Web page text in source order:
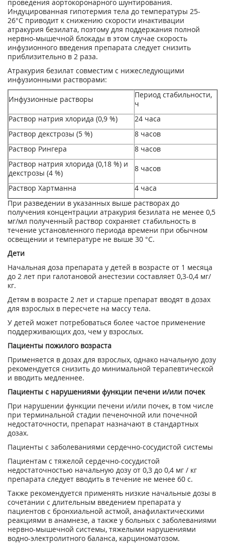
проведения аортокоронарного шунтирования.
Индуцированная гипотермия тела до температуры 25-
26°С приводит к снижению скорости инактивации
атракурия безилата, поэтому для поддержания полной
нервно-мышечной блокады в этом случае скорость
инфузионного введения препарата следует снизить
приблизительно в 2 раза.
Атракурия безилат совместим с нижеследующими
инфузионными растворами:
Инфузионные растворы
Период стабильности,
ч
Раствор натрия хлорида (0,9 %)
24 часа
Раствор декстрозы (5 %)
8 часов
Раствор Рингера
8 часов
Раствор натрия хлорида (0,18 %) и
декстрозы (4 %)
8 часов
Раствор Хартманна
4 часа
При разведении в указанных выше растворах до
получения концентрации атракурия безилата не менее 0,5
мг/мл полученный раствор сохраняет стабильность в
течение установленного периода времени при обычном
освещении и температуре не выше 30 °С.
Дети
Начальная доза препарата у детей в возрасте от 1 месяца
до 2 лет при галотановой анестезии составляет 0,3-0,4 мг/
кг.
Детям в возрасте 2 лет и старше препарат вводят в дозах
для взрослых в пересчете на массу тела.
У детей может потребоваться более частое применение
поддерживающих доз, чем у взрослых.
Пациенты пожилого возраста
Применяется в дозах для взрослых, однако начальную дозу
рекомендуется снизить до минимальной терапевтической
и вводить медленнее.
Пациенты с нарушениями функции печени и/или почек
При нарушении функции печени и/или почек, в том числе
при терминальной стадии печеночной или почечной
недостаточности, препарат назначают в стандартных
дозах.
Пациенты с заболеваниями сердечно-сосудистой системы
Пациентам с тяжелой сердечно-сосудистой
недостаточностью начальную дозу от 0,3 до 0,4 мг / кг
препарата следует вводить в течение не менее 60 с.
Также рекомендуется применять низкие начальные дозы в
сочетании с длительным введением препарата у
пациентов с бронхиальной астмой, анафилактическими
реакциями в анамнезе, а также у больных с заболеваниями
нервно-мышечной системы, тяжелыми нарушениями
водно-электролитного баланса, карциноматозом.